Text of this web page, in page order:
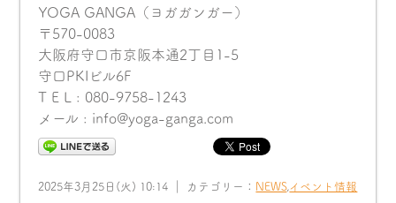
YOGA GANGA（ヨガガンガー）
〒570-0083
大阪府守口市京阪本通2丁目1-5
守口PKIビル6F
T E L : 080-9758-1243
メール : info@yoga-ganga.com
2025年3月25日(火) 10:14 ｜ カテゴリー： NEWS,イベント情報